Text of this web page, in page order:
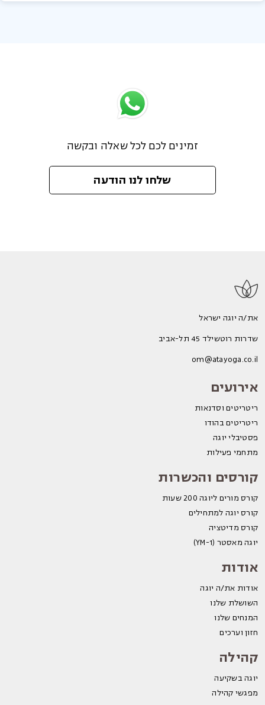
זמינים לכם לכל שאלה ובקשה
שלחו לנו הודעה
את/ה יוגה ישראל
שדרות רוטשילד 45 תל-אביב
om@atayoga.co.il
אירועים
ריטריטים וסדנאות
ריטריטים בהודו
פסטיבלי יוגה
מתחמי פעילות
קורסים והכשרות
קורס מורים ליוגה 200 שעות
קורס יוגה למתחילים
קורס מדיטציה
יוגה מאסטר (YM-1)
אודות
אודות את/ה יוגה
השושלת שלנו
המנחים שלנו
חזון וערכים
קהילה
יוגה בשקיעה
מפגשי קהילה